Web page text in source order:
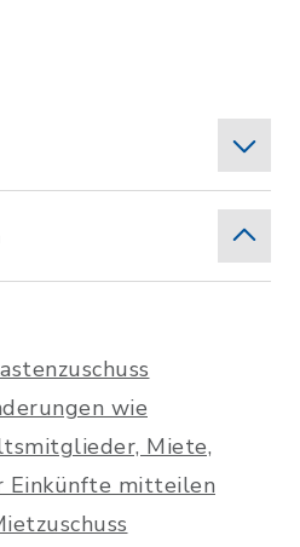
wie
Miete,
Einkünfte mitteilen